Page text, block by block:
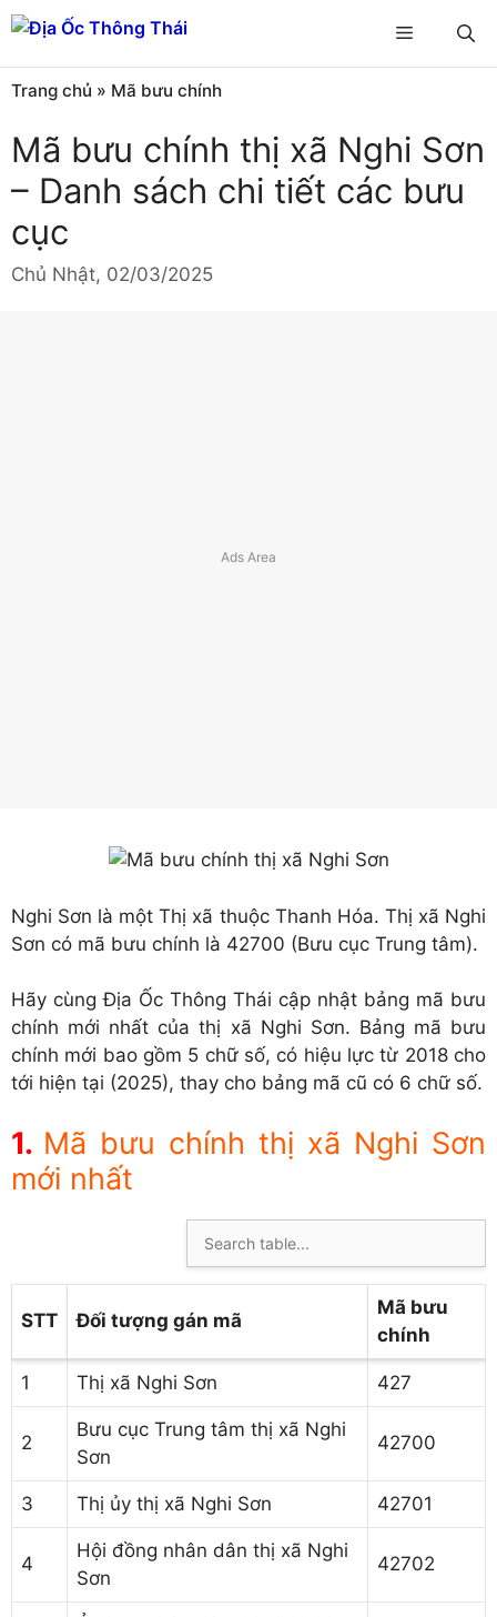
Chuyển
đến
nội
dung
Menu
Trang chủ » Mã bưu chính
Mã bưu chính thị xã Nghi Sơn
– Danh sách chi tiết các bưu
cục
Chủ Nhật, 02/03/2025
Nghi Sơn là một Thị xã thuộc Thanh Hóa. Thị xã Nghi
Sơn có mã bưu chính là 42700 (Bưu cục Trung tâm).
Hãy cùng Địa Ốc Thông Thái cập nhật bảng mã bưu
chính mới nhất của thị xã Nghi Sơn. Bảng mã bưu
chính mới bao gồm 5 chữ số, có hiệu lực từ 2018 cho
tới hiện tại (2025), thay cho bảng mã cũ có 6 chữ số.
Mã bưu chính thị xã Nghi Sơn
mới nhất
STT Đối tượng gán mã
Mã bưu
chính
1 Thị xã Nghi Sơn 427
2
Bưu cục Trung tâm thị xã Nghi
Sơn
42700
3 Thị ủy thị xã Nghi Sơn 42701
4
Hội đồng nhân dân thị xã Nghi
Sơn
42702